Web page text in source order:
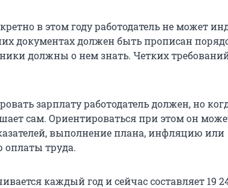
в этом году работодатель не может
документах должен быть прописан
должны о нем знать. Четких
зарплату работодатель должен, но
сам. Ориентироваться при этом он
выполнение плана, инфляцию или
труда.
каждый год и сейчас составляет 19